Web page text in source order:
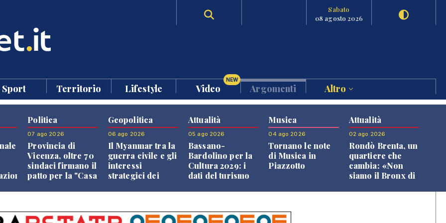
Sabato
08 agosto 2026
Sport Territorio Lifestyle Video
NEW
Argomenti Altro
Politica
07 ago 2026
Provincia di
Vicenza, oltre 70
sindaci firmano il
patto per la "Casa
Geopolitica
06 ago 2026
Il Myanmar tra la
guerra civile e gli
interessi
strategici dei
Attualità
05 ago 2026
Bassano-
Bardolino per la
Cultura 2029: i
dati del turismo
Musica
04 ago 2026
Tornano le note
di Musica in
Piazzotto
Attualità
02 ago 2026
Rondò Brenta, un
quartiere che
cambia: «Non
siamo il Bronx di